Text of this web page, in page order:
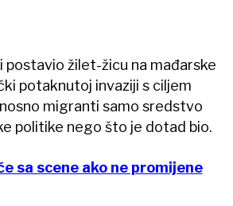
postavio žilet-žicu na mađarske
potaknutoj invaziji s ciljem
migranti samo sredstvo
politike nego što je dotad bio.
sa scene ako ne promijene